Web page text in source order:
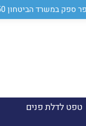
טפט לדלת פנים